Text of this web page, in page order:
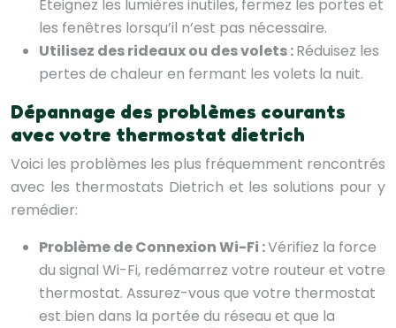
Éteignez les lumières inutiles, fermez les portes et
les fenêtres lorsqu’il n’est pas nécessaire.
Utilisez des rideaux ou des volets :Réduisez les
pertes de chaleur en fermant les volets la nuit.
Dépannage des problèmes courants
avec votre thermostat dietrich
Voici les problèmes les plus fréquemment rencontrés
avec les thermostats Dietrich et les solutions pour y
remédier:
Problème de Connexion Wi-Fi :Vérifiez la force
du signal Wi-Fi, redémarrez votre routeur et votre
thermostat. Assurez-vous que votre thermostat
est bien dans la portée du réseau et que la